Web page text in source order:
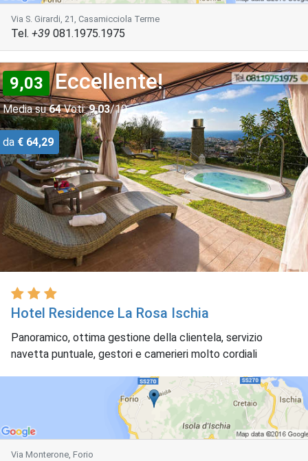
Via S. Girardi, 21, Casamicciola Terme
Tel. +39 081.1975.1975
9,03 Eccellente!
Media su64Voti: 9,03/10
da € 64,29
Hotel Residence La Rosa Ischia
Panoramico, ottima gestione della clientela, servizio
navetta puntuale, gestori e camerieri molto cordiali
Via Monterone, Forio